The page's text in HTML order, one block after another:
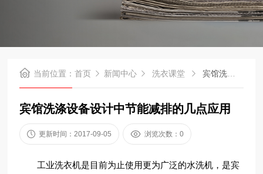
当前位置：首页 新闻中心 洗衣课堂 宾馆洗涤设备设计中节能减排的几点应用
宾馆洗涤设备设计中节能减排的几点应用
更新时间：2017-09-05 浏览次数：0
工业洗衣机是目前为止使用更为广泛的水洗机，是宾